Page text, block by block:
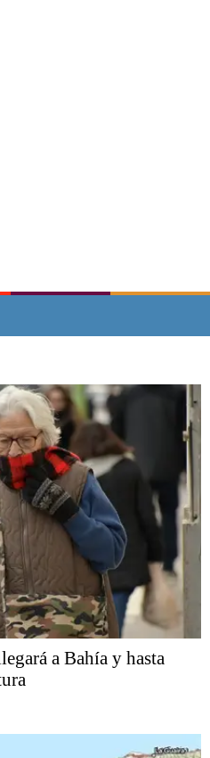
a Bahía y hasta